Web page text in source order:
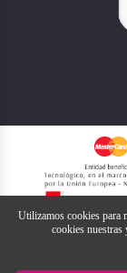
Utilizamos cookies para
cookies nuestras